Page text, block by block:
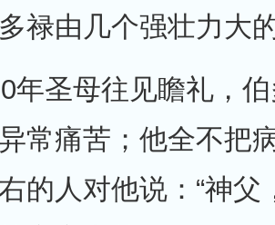
禄由几个强壮力大
圣母往见瞻礼，伯
常痛苦；他全不把
的人对他说：“神